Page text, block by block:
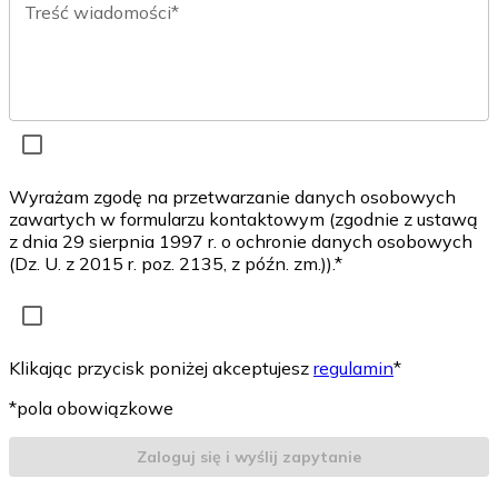
Treść wiadomości*
Wyrażam zgodę na przetwarzanie danych osobowych
zawartych w formularzu kontaktowym (zgodnie z ustawą
z dnia 29 sierpnia 1997 r. o ochronie danych osobowych
(Dz. U. z 2015 r. poz. 2135, z późn. zm.)).*
Klikając przycisk poniżej akceptujesz regulamin*
*pola obowiązkowe
Zaloguj się i wyślij zapytanie